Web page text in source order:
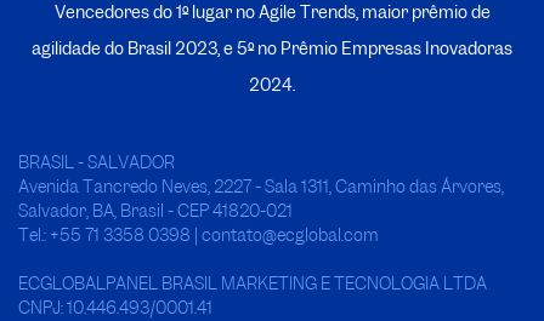
Vencedores do 1º lugar no Agile Trends, maior prêmio de
agilidade do Brasil 2023, e 5º no Prêmio Empresas Inovadoras
2024.
BRASIL - SALVADOR
Avenida Tancredo Neves, 2227 - Sala 1311, Caminho das Árvores,
Salvador, BA, Brasil - CEP 41820-021
Tel.: +55 71 3358 0398 | contato@ecglobal.com
ECGLOBALPANEL BRASIL MARKETING E TECNOLOGIA LTDA
CNPJ: 10.446.493/0001.41